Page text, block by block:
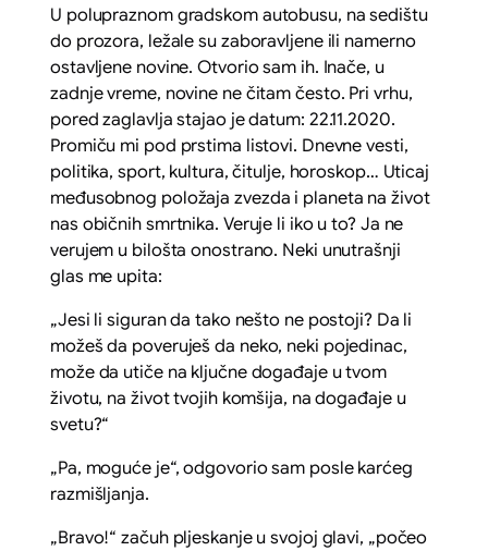
U polupraznom gradskom autobusu, na sedištu
do prozora, ležale su zaboravljene ili namerno
ostavljene novine. Otvorio sam ih. Inače, u
zadnje vreme, novine ne čitam često. Pri vrhu,
pored zaglavlja stajao je datum: 22.11.2020.
Promiču mi pod prstima listovi. Dnevne vesti,
politika, sport, kultura, čitulje, horoskop… Uticaj
međusobnog položaja zvezda i planeta na život
nas običnih smrtnika. Veruje li iko u to? Ja ne
verujem u bilošta onostrano. Neki unutrašnji
glas me upita:
„Jesi li siguran da tako nešto ne postoji? Da li
možeš da poveruješ da neko, neki pojedinac,
može da utiče na ključne događaje u tvom
životu, na život tvojih komšija, na događaje u
svetu?“
„Pa, moguće je“, odgovorio sam posle karćeg
razmišljanja.
„Bravo!“ začuh pljeskanje u svojoj glavi, „počeo